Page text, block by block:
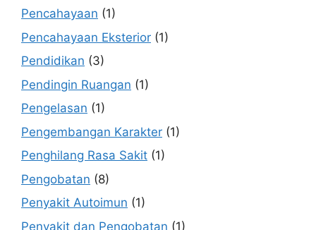
Pencahayaan (1)
Pencahayaan Eksterior (1)
Pendidikan (3)
Pendingin Ruangan (1)
Pengelasan (1)
Pengembangan Karakter (1)
Penghilang Rasa Sakit (1)
Pengobatan (8)
Penyakit Autoimun (1)
Penyakit dan Pengobatan (1)